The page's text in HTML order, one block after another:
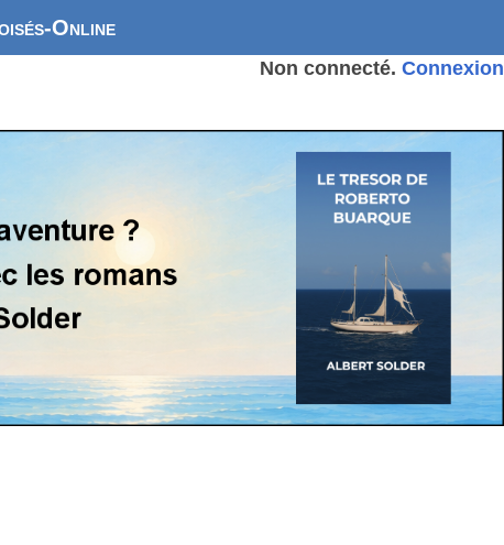
Online
Non connecté.Connexion